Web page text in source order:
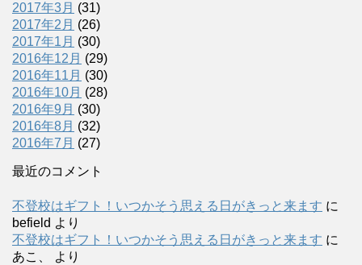
2017年3月 (31)
2017年2月 (26)
2017年1月 (30)
2016年12月 (29)
2016年11月 (30)
2016年10月 (28)
2016年9月 (30)
2016年8月 (32)
2016年7月 (27)
最近のコメント
不登校はギフト！いつかそう思える日がきっと来ます に
befield より
不登校はギフト！いつかそう思える日がきっと来ます に
あこ、
より